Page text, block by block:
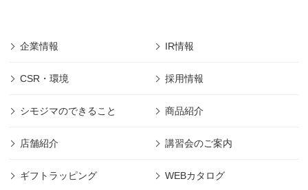
企業情報 IR情報
CSR・環境 採用情報
シモジマのできること 商品紹介
店舗紹介 講習会のご案内
ギフトラッピング WEBカタログ